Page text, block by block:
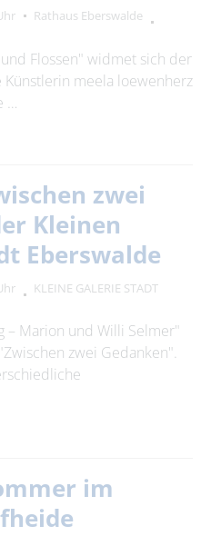
Rathaus Eberswalde
Flossen" widmet sich der
meela loewenherz
…
zwei
Kleinen
Eberswalde
KLEINE GALERIE STADT
– Marion und Willi Selmer"
zwei Gedanken".
im